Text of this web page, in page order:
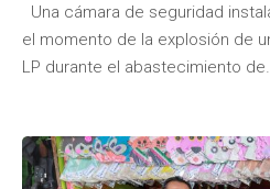
Team NVC
Una cámara de seguridad
el momento de la explosión de
LP durante el abastecimiento